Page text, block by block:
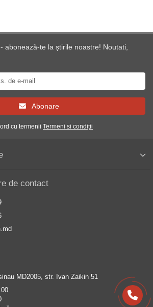
abonează-te la știrile noastre! Noutati,
Abonare
cu termenii Termeni si condiții
de contact
MD2005, str. Ivan Zaikin 51